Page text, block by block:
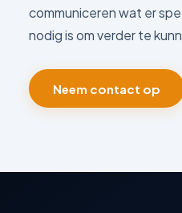
communiceren wat er
nodig is om verder te
Neem contact op